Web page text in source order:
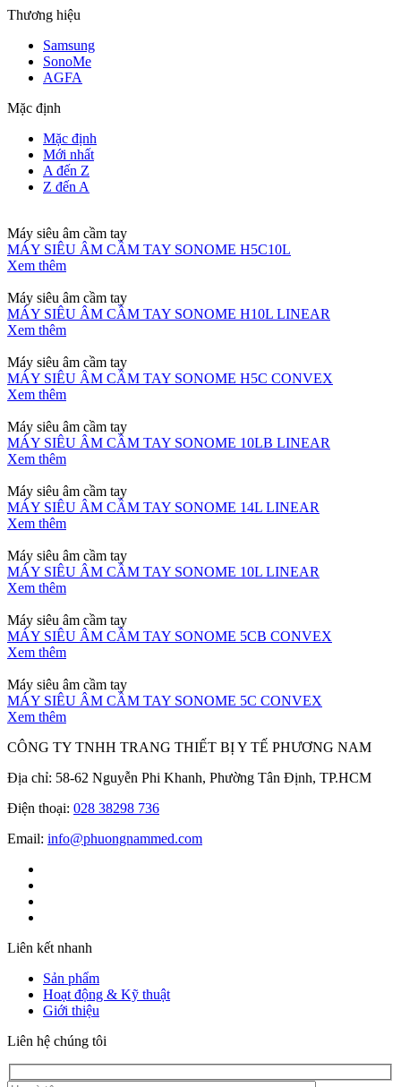
Thương hiệu
Samsung
SonoMe
AGFA
Mặc định
Mặc định
Mới nhất
A đến Z
Z đến A
Máy siêu âm cầm tay
MÁY SIÊU ÂM CẦM TAY SONOME H5C10L
Xem thêm
Máy siêu âm cầm tay
MÁY SIÊU ÂM CẦM TAY SONOME H10L LINEAR
Xem thêm
Máy siêu âm cầm tay
MÁY SIÊU ÂM CẦM TAY SONOME H5C CONVEX
Xem thêm
Máy siêu âm cầm tay
MÁY SIÊU ÂM CẦM TAY SONOME 10LB LINEAR
Xem thêm
Máy siêu âm cầm tay
MÁY SIÊU ÂM CẦM TAY SONOME 14L LINEAR
Xem thêm
Máy siêu âm cầm tay
MÁY SIÊU ÂM CẦM TAY SONOME 10L LINEAR
Xem thêm
Máy siêu âm cầm tay
MÁY SIÊU ÂM CẦM TAY SONOME 5CB CONVEX
Xem thêm
Máy siêu âm cầm tay
MÁY SIÊU ÂM CẦM TAY SONOME 5C CONVEX
Xem thêm
CÔNG TY TNHH TRANG THIẾT BỊ Y TẾ PHƯƠNG NAM
Địa chỉ: 58-62 Nguyễn Phi Khanh, Phường Tân Định, TP.HCM
Điện thoại: 028 38298 736
Email: info@phuongnammed.com
Liên kết nhanh
Sản phẩm
Hoạt động & Kỹ thuật
Giới thiệu
Liên hệ chúng tôi